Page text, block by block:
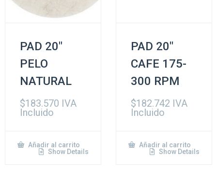
PAD 20″
PELO
NATURAL
$183.570 IVA
Incluido
Añadir al carrito
Show Details
PAD 20″
CAFE 175-
300 RPM
$182.742 IVA
Incluido
Añadir al carrito
Show Details